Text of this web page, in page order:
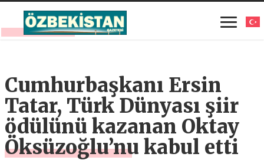
Cumhurbaşkanı Ersin
Tatar, Türk Dünyası şiir
ödülünü kazanan Oktay
Öksüzoğlu’nu kabul etti